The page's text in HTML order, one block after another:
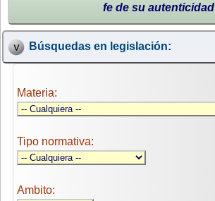
fe de su autenticidad
Búsquedas en legislación:
Materia:
Tipo normativa:
Ambito: